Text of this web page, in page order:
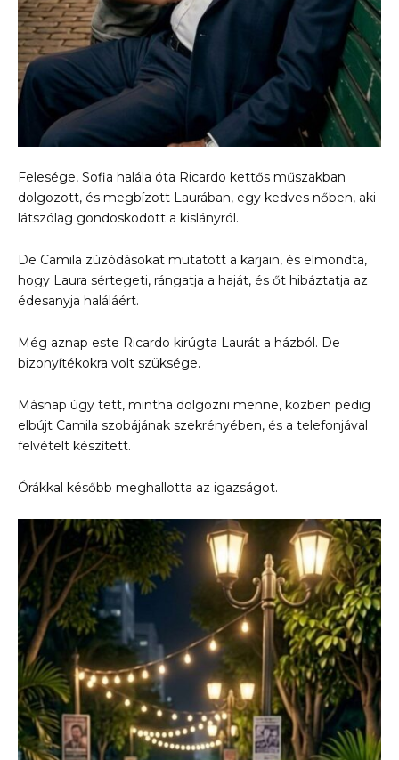
Felesége, Sofia halála óta Ricardo kettős műszakban
dolgozott, és megbízott Laurában, egy kedves nőben, aki
látszólag gondoskodott a kislányról.
De Camila zúzódásokat mutatott a karjain, és elmondta,
hogy Laura sértegeti, rángatja a haját, és őt hibáztatja az
édesanyja haláláért.
Még aznap este Ricardo kirúgta Laurát a házból. De
bizonyítékokra volt szüksége.
Másnap úgy tett, mintha dolgozni menne, közben pedig
elbújt Camila szobájának szekrényében, és a telefonjával
felvételt készített.
Órákkal később meghallotta az igazságot.